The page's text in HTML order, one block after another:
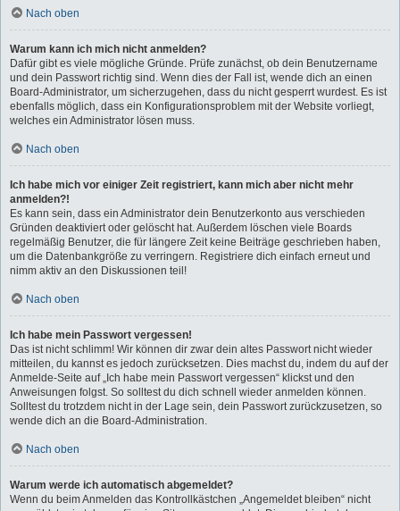
Nach oben
Warum kann ich mich nicht anmelden?
Dafür gibt es viele mögliche Gründe. Prüfe zunächst, ob dein Benutzername
und dein Passwort richtig sind. Wenn dies der Fall ist, wende dich an einen
Board-Administrator, um sicherzugehen, dass du nicht gesperrt wurdest. Es ist
ebenfalls möglich, dass ein Konfigurationsproblem mit der Website vorliegt,
welches ein Administrator lösen muss.
Nach oben
Ich habe mich vor einiger Zeit registriert, kann mich aber nicht mehr
anmelden?!
Es kann sein, dass ein Administrator dein Benutzerkonto aus verschieden
Gründen deaktiviert oder gelöscht hat. Außerdem löschen viele Boards
regelmäßig Benutzer, die für längere Zeit keine Beiträge geschrieben haben,
um die Datenbankgröße zu verringern. Registriere dich einfach erneut und
nimm aktiv an den Diskussionen teil!
Nach oben
Ich habe mein Passwort vergessen!
Das ist nicht schlimm! Wir können dir zwar dein altes Passwort nicht wieder
mitteilen, du kannst es jedoch zurücksetzen. Dies machst du, indem du auf der
Anmelde-Seite auf „Ich habe mein Passwort vergessen“ klickst und den
Anweisungen folgst. So solltest du dich schnell wieder anmelden können.
Solltest du trotzdem nicht in der Lage sein, dein Passwort zurückzusetzen, so
wende dich an die Board-Administration.
Nach oben
Warum werde ich automatisch abgemeldet?
Wenn du beim Anmelden das Kontrollkästchen „Angemeldet bleiben“ nicht